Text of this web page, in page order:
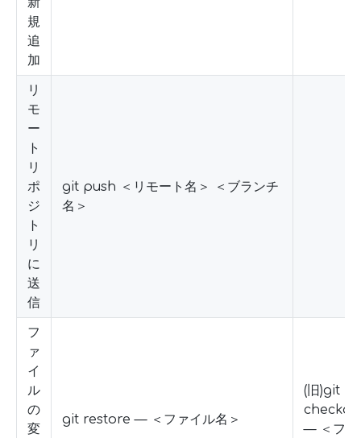
規
追
加
リ
モ
ー
ト
リ
ポ
ジ
ト
リ
に
送
信
git push ＜リモート名＞ ＜ブランチ
名＞
フ
ァ
イ
ル
の
変
git restore — ＜ファイル名＞
(旧)git
— ＜ファ